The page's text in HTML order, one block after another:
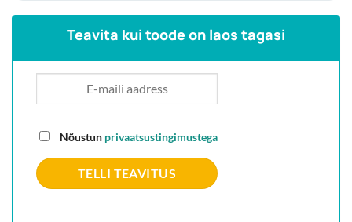
Teavita kui toode on laos tagasi
Nõustun privaatsustingimustega